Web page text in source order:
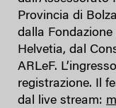
Provincia di
dalla
Helvetia, dal
ARLeF.
registrazione. Il
dal live stream: